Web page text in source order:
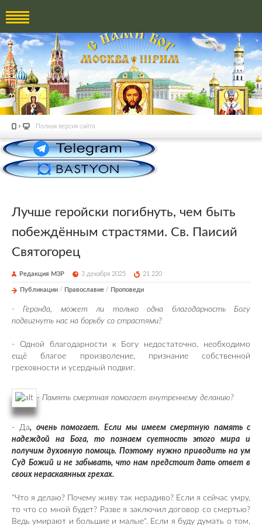
Полная версия сайта
Лучше геройски погибнуть, чем быть
побеждённым страстями. Св. Паисий
Святогорец
Редакция М3Р 3 декабря 2025 21 220
Публикации / Православие / Проповеди
- Геронда, может ли только одна благодарность Богу
подвигнуть нас на борьбу со страстями?
- Одной благодарности к Богу недостаточно, необходимо
ещё благое произволение, признание собственной
греховности и усердный подвиг.
- Память смертная помогает внутреннему деланию?
- Да, очень помогает. Если мы имеем смертную память с
надеждой на Бога, то познаем суетность этого мира и
получим духовную помощь. Поэтому нужно приводить на ум
Суд Божий и не забывать, что нам предстоит дать ответ в
своих нераскаянных грехах.
"Что я делаю? Почему живу так нерадиво? Если я сейчас умру,
то что со мной будет? Разве я заключил договор со смертью?
Ведь умирают и большие и малые". Если я буду думать о том,